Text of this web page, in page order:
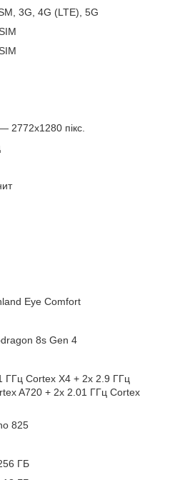
3G, 4G (LTE), 5G
2772x1280 пікс.
Eye Comfort
8s Gen 4
ГГц Cortex X4 + 2x 2.9 ГГц
A720 + 2x 2.01 ГГц Cortex
825
ГБ